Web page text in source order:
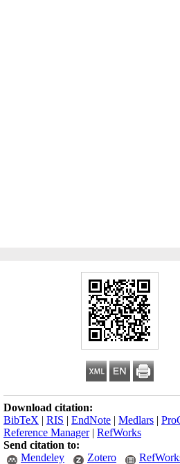
Download citation:
BibTeX | RIS | EndNote | Medlars |
Reference Manager| RefWorks
Send citation to:
Mendeley
Zotero